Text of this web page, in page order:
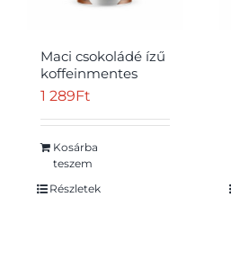
Maci csokoládé ízű
koffeinmentes
azonnal oldódó
kivonat 250 g
1 289Ft
Kosárba
teszem
Részletek